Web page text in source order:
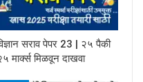
सराव पेपर 23 | २५ पैकी
मार्क्स मिळवून दाखवा